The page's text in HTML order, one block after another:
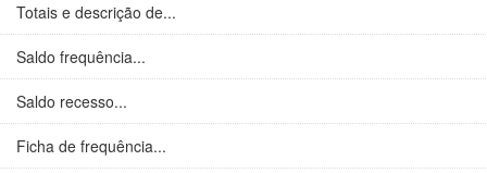
Totais e descrição de...
Saldo frequência...
Saldo recesso...
Ficha de frequência...